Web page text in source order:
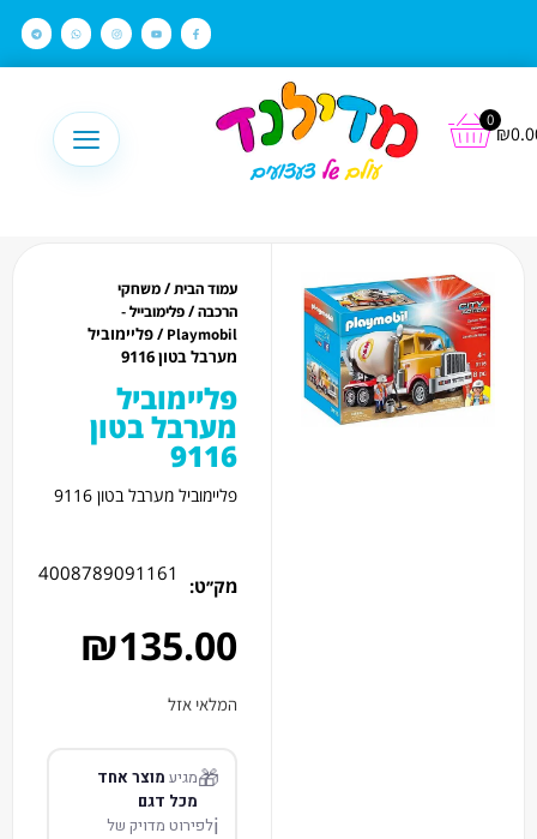
₪
0
עמוד הבית/משחקי
הרכבה/פלימובייל -
Playmobil / פליימוביל
מערבל בטון 9116
פליימוביל
מערבל בטון
9116
פליימוביל מערבל בטון 9116
מק׳׳ט:
4008789091161
₪135.00
המלאי אזל
🎁מגיע מוצר אחד
מכל דגם
ℹ️לפירוט מדויק של